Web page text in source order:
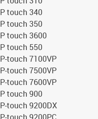
touch 340
touch 350
touch 3600
touch 550
touch 7100VP
touch 7500VP
touch 7600VP
touch 900
touch 9200DX